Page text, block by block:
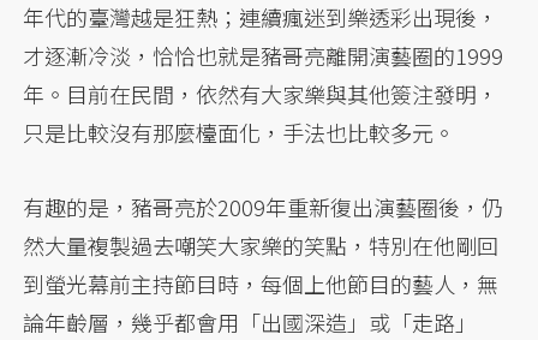
年代的臺灣越是狂熱；連續瘋迷到樂透彩出現後，
才逐漸冷淡，恰恰也就是豬哥亮離開演藝圈的1999
年。目前在民間，依然有大家樂與其他簽注發明，
只是比較沒有那麼檯面化，手法也比較多元。
有趣的是，豬哥亮於2009年重新復出演藝圈後，仍
然大量複製過去嘲笑大家樂的笑點，特別在他剛回
到螢光幕前主持節目時，每個上他節目的藝人，無
論年齡層，幾乎都會用「出國深造」或「走路」